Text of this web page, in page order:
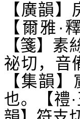
【廣韻
【爾雅·
【箋】
祕切，音
【集韻
也。【禮